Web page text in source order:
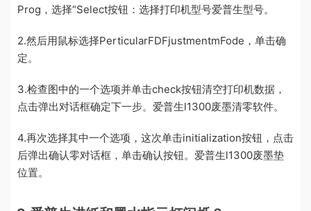
Prog，选择“Select按钮：选择打印机型号爱普生型号。
2.然后用鼠标选择PerticularFDFjustmentmFode，单击确
定。
3.检查图中的一个选项并单击check按钮清空打印机数据，
点击弹出对话框确定下一步。爱普生l1300废墨清零软件。
4.再次选择其中一个选项，这次单击initialization按钮，点击
后弹出确认零对话框，单击确认按钮。爱普生l1300废墨垫
位置。